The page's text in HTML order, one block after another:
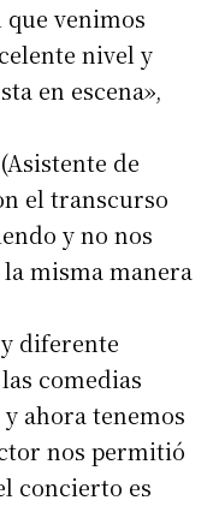
venimos
nivel y
en escena»,
de
el transcurso
y no nos
misma manera
diferente
comedias
ahora tenemos
nos permitió
concierto es